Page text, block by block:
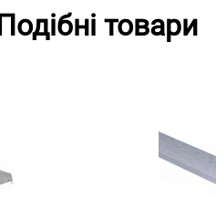
товари